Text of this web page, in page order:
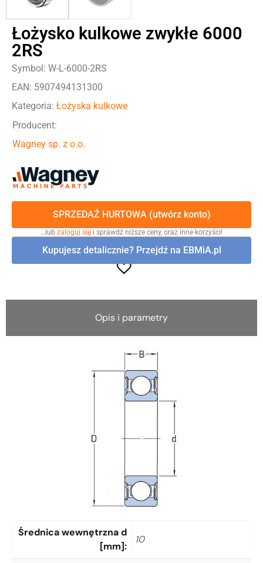
Łożysko kulkowe zwykłe 6000
2RS
Symbol: W-L-6000-2RS
EAN: 5907494131300
Kategoria: Łożyska kulkowe
Producent:
Wagney sp. z o.o.
SPRZEDAŻ HURTOWA (utwórz konto)
…lub zaloguj się i sprawdź niższe ceny, oraz inne korzyści!
Kupujesz detalicznie? Przejdź na EBMiA.pl
Opis i parametry
Średnica wewnętrzna d
[mm]
10